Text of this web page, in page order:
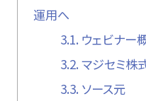
運用へ
3.1. ウェビナー
3.2. マジセミ株
3.3. ソース元